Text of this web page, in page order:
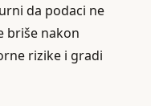
da podaci ne
briše nakon
rizike i gradi